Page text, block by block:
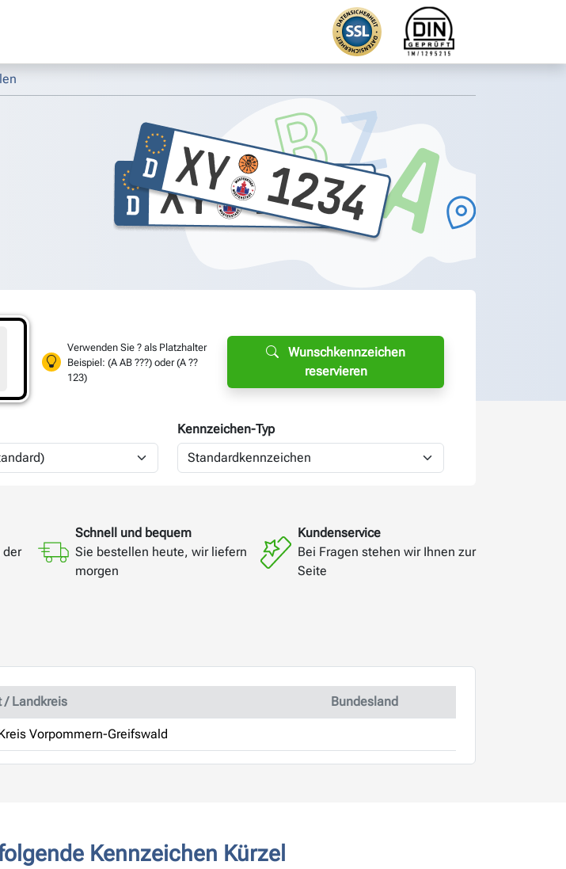
Verwenden Sie ? als Platzhalter
Beispiel: (A AB ???) oder (A ??
123)
Wunschkennzeichen
reservieren
Kennzeichen-Typ
der
Schnell und bequem
Sie bestellen heute, wir liefern
morgen
Kundenservice
Bei Fragen stehen wir Ihnen zur
Seite
/ Landkreis Bundesland
Vorpommern-Greifswald
Kennzeichen Kürzel